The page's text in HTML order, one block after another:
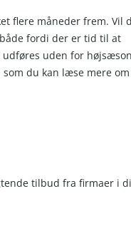
flere måneder frem. Vil
fordi der er tid til at
uden for
du kan læse mere
tilbud fra firmaer i